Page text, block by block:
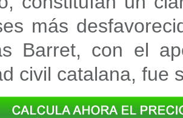
más
Barret, con el
civil catalana, fue